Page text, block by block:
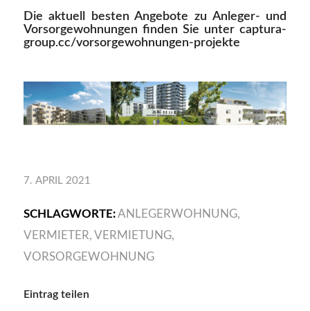
Die aktuell besten Angebote zu Anleger- und
Vorsorgewohnungen finden Sie untercaptura-
group.cc/vorsorgewohnungen-projekte
7. APRIL 2021
SCHLAGWORTE: ANLEGERWOHNUNG,
VERMIETER, VERMIETUNG,
VORSORGEWOHNUNG
Eintrag teilen